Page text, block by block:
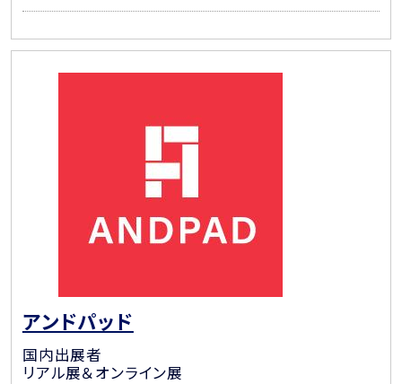
アンドパッド
国内出展者
リアル展＆オンライン展